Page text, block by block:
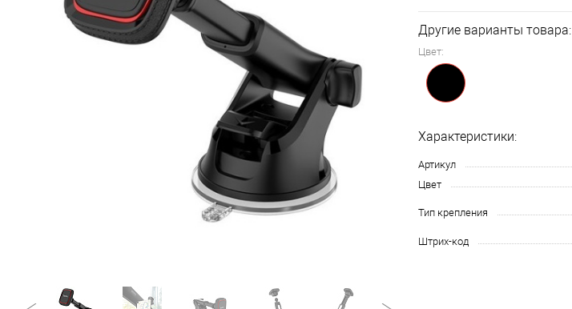
Другие варианты товара:
Цвет:
Характеристики:
Артикул
Цвет
Тип крепления
Штрих-код